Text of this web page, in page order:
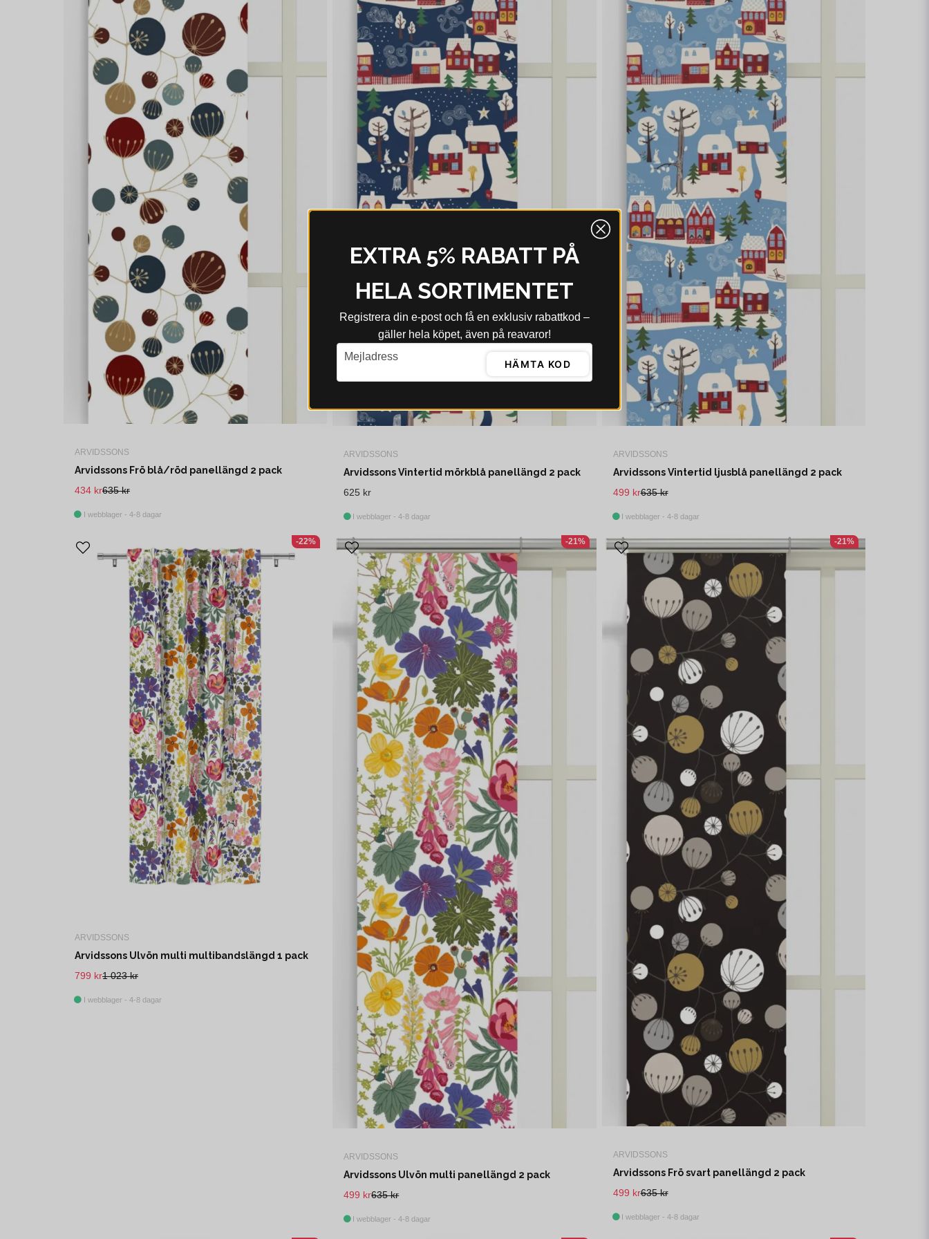
ARVIDSSONS
Arvidssons Frö blå/röd panellängd 2 pack
635 kr
434 kr
I webblager - 4-8 dagar
ARVIDSSONS
Arvidssons Vintertid mörkblå panellängd 2 pack
625 kr
I webblager - 4-8 dagar
ARVIDSSONS
Arvidssons Vintertid ljusblå panellängd 2 pack
635 kr
499 kr
I webblager - 4-8 dagar
ARVIDSSONS
Arvidssons Ulvön multi multibandslängd 1 pack
1 023 kr
799 kr
I webblager - 4-8 dagar
-22%
ARVIDSSONS
Arvidssons Ulvön multi panellängd 2 pack
635 kr
499 kr
I webblager - 4-8 dagar
-21%
ARVIDSSONS
Arvidssons Frö svart panellängd 2 pack
635 kr
499 kr
I webblager - 4-8 dagar
-21%
EXTRA 5% RABATT PÅ
HELA SORTIMENTET
Registrera din e‑post och få en exklusiv rabattkod –
gäller hela köpet, även på reavaror!
email
Mejladress
HÄMTA KOD